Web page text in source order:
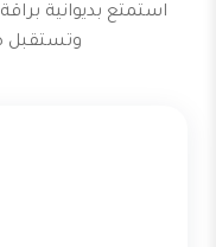
استمتع بديوانية
وتستقبل